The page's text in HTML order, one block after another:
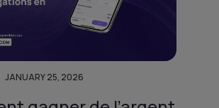
JANUARY 25, 2026